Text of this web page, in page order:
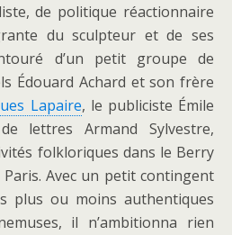
de politique réactionnaire
du sculpteur et de ses
d’un petit groupe de
Édouard Achard et son frère
Lapaire, le publiciste Émile
lettres Armand Sylvestre,
folkloriques dans le Berry
Paris. Avec un petit contingent
plus ou moins authentiques
il n’ambitionna rien